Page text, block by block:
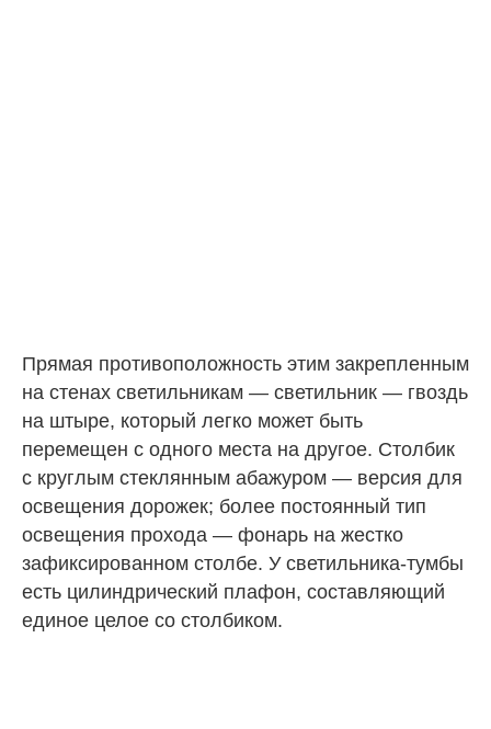
Прямая противоположность этим закрепленным
на стенах светильникам — светильник — гвоздь
на штыре, который легко может быть
перемещен с одного места на другое. Столбик
с круглым стеклянным абажуром — версия для
освещения дорожек; более постоянный тип
освещения прохода — фонарь на жестко
зафиксированном столбе. У светильника-тумбы
есть цилиндрический плафон, составляющий
единое целое со столбиком.